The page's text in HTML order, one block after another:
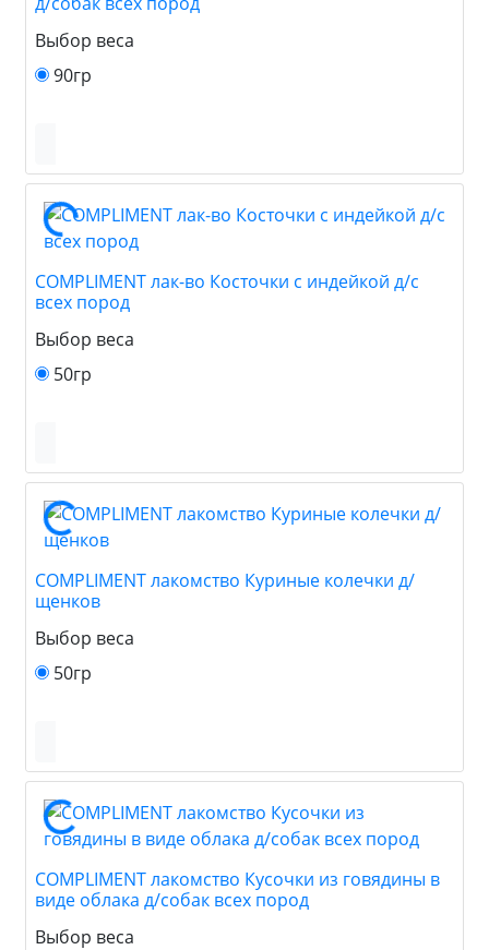
Выбор веса
90гр
COMPLIMENT лак-во Косточки с индейкой д/с
всех пород
Выбор веса
50гр
COMPLIMENT лакомство Куриные колечки д/
щенков
Выбор веса
50гр
COMPLIMENT лакомство Кусочки из говядины в
виде облака д/собак всех пород
Выбор веса